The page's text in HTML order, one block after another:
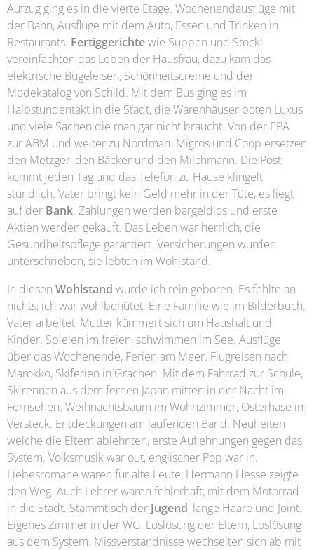
Aufzug ging es in die vierte Etage. Wochenendausflüge mit
der Bahn, Ausflüge mit dem Auto, Essen und Trinken in
Restaurants. Fertiggerichtewie Suppen und Stocki
vereinfachten das Leben der Hausfrau, dazu kam das
elektrische Bügeleisen, Schönheitscreme und der
Modekatalog von Schild. Mit dem Bus ging es im
Halbstundentakt in die Stadt, die Warenhäuser boten Luxus
und viele Sachen die man gar nicht braucht. Von der EPA
zur ABM und weiter zu Nordman. Migros und Coop ersetzen
den Metzger, den Bäcker und den Milchmann. Die Post
kommt jeden Tag und das Telefon zu Hause klingelt
stündlich. Vater bringt kein Geld mehr in der Tüte, es liegt
auf der Bank. Zahlungen werden bargeldlos und erste
Aktien werden gekauft. Das Leben war herrlich, die
Gesundheitspflege garantiert. Versicherungen wurden
unterschrieben, sie lebten im Wohlstand.
In diesen Wohlstand wurde ich rein geboren. Es fehlte an
nichts, ich war wohlbehütet. Eine Familie wie im Bilderbuch.
Vater arbeitet, Mutter kümmert sich um Haushalt und
Kinder. Spielen im freien, schwimmen im See. Ausflüge
über das Wochenende, Ferien am Meer. Flugreisen nach
Marokko, Skiferien in Grächen. Mit dem Fahrrad zur Schule,
Skirennen aus dem fernen Japan mitten in der Nacht im
Fernsehen. Weihnachtsbaum im Wohnzimmer, Osterhase im
Versteck. Entdeckungen am laufenden Band. Neuheiten
welche die Eltern ablehnten, erste Auflehnungen gegen das
System. Volksmusik war out, englischer Pop war in.
Liebesromane waren für alte Leute, Hermann Hesse zeigte
den Weg. Auch Lehrer waren fehlerhaft, mit dem Motorrad
in die Stadt. Stammtisch der Jugend, lange Haare und Joint.
Eigenes Zimmer in der WG, Loslösung der Eltern, Loslösung
aus dem System. Missverständnisse wechselten sich ab mit